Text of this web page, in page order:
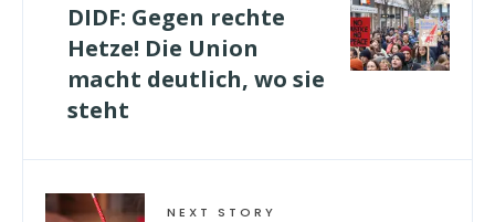
DIDF: Gegen rechte
Hetze! Die Union
macht deutlich, wo sie
steht
NEXT STORY